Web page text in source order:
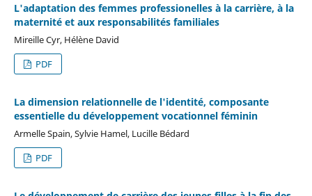
L'adaptation des femmes professionelles à la carrière, à la
maternité et aux responsabilités familiales
Mireille Cyr, Hélène David
PDF
La dimension relationnelle de l'identité, composante
essentielle du développement vocationnel féminin
Armelle Spain, Sylvie Hamel, Lucille Bédard
PDF